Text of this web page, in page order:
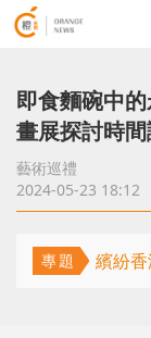
即食麵碗中
畫展探討時
藝術巡禮
2024-05-23 18:12
專題 繽紛